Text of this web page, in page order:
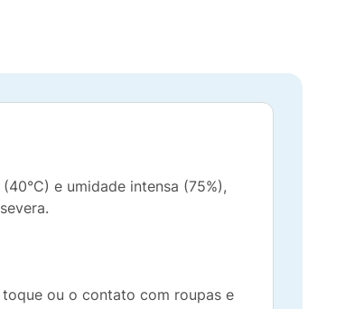
e umidade intensa (75%),
ou o contato com roupas e